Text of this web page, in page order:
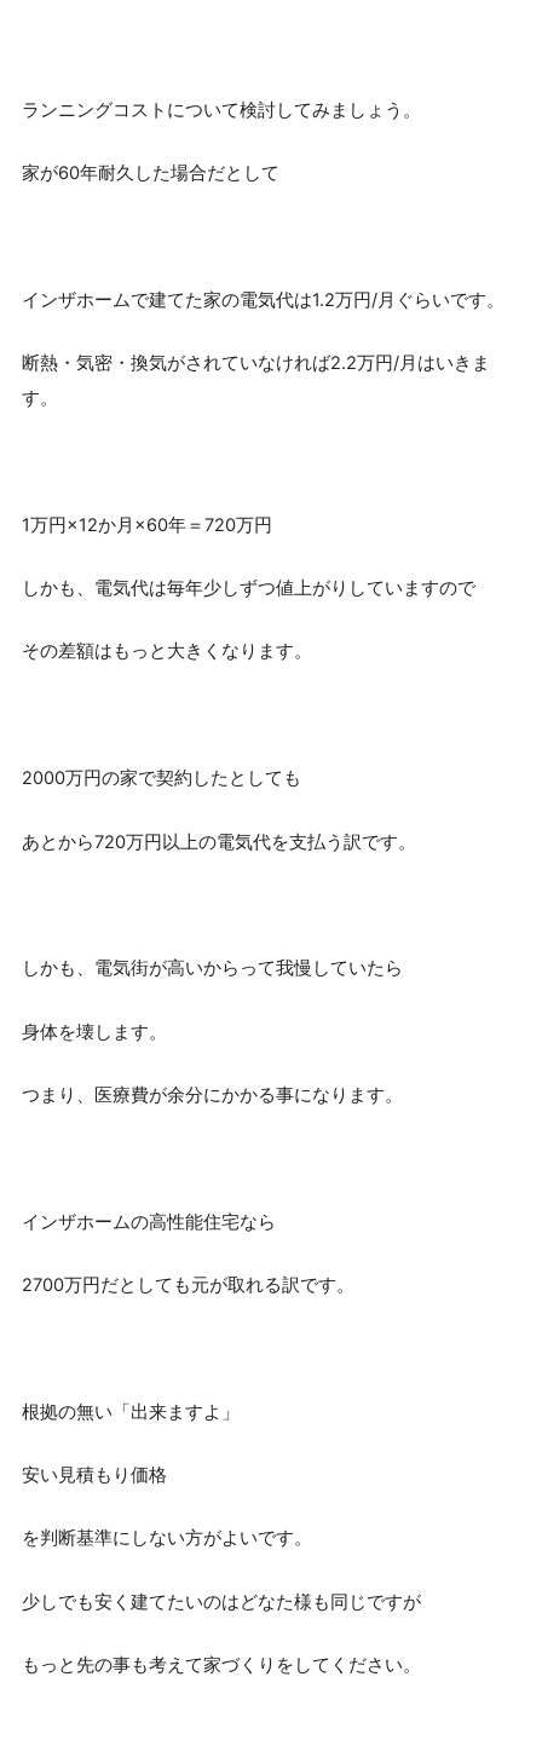
ランニングコストについて検討してみましょう。
家が60年耐久した場合だとして
インザホームで建てた家の電気代は1.2万円/月ぐらいです。
断熱・気密・換気がされていなければ2.2万円/月はいきま
す。
1万円×12か月×60年＝720万円
しかも、電気代は毎年少しずつ値上がりしていますので
その差額はもっと大きくなります。
2000万円の家で契約したとしても
あとから720万円以上の電気代を支払う訳です。
しかも、電気街が高いからって我慢していたら
身体を壊します。
つまり、医療費が余分にかかる事になります。
インザホームの高性能住宅なら
2700万円だとしても元が取れる訳です。
根拠の無い「出来ますよ」
安い見積もり価格
を判断基準にしない方がよいです。
少しでも安く建てたいのはどなた様も同じですが
もっと先の事も考えて家づくりをしてください。